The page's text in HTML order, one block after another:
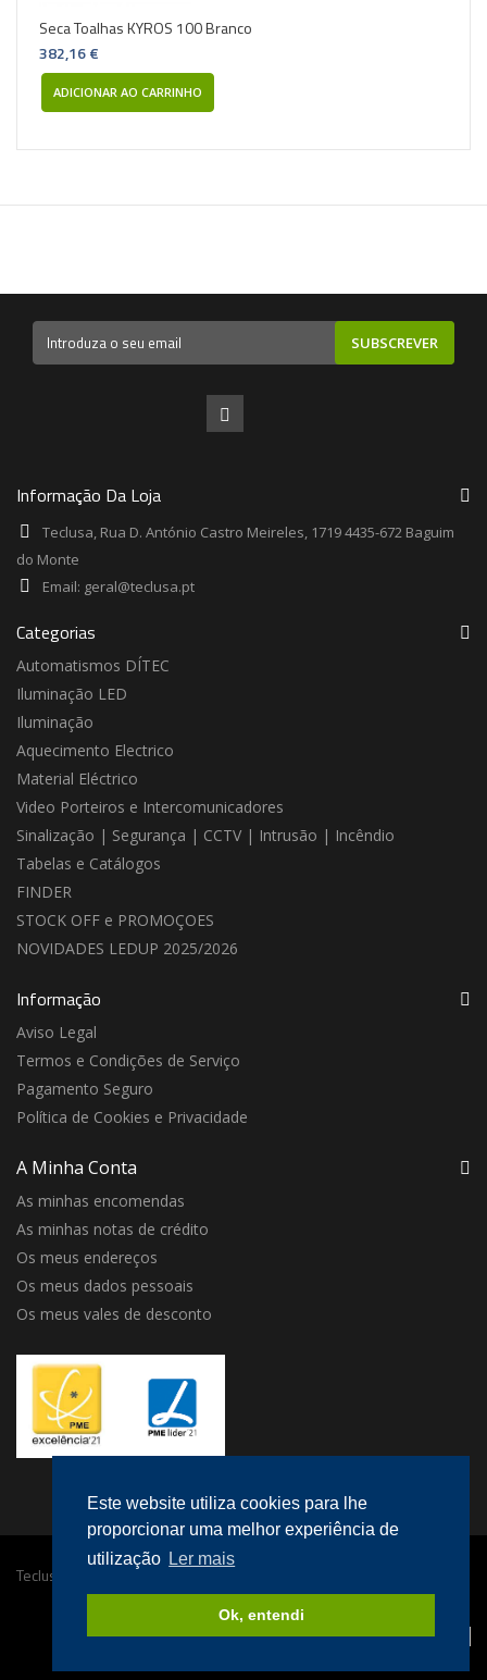
Este website utiliza cookies para lhe
proporcionar uma melhor experiência de
utilização Ler mais
Ok, entendi
Seca Toalhas KYROS 100 Branco
382,16 €
ADICIONAR AO CARRINHO
SUBSCREVER
Informação Da Loja
Teclusa, Rua D. António Castro Meireles, 1719 4435-672 Baguim
do Monte
Email: geral@teclusa.pt
Categorias
Automatismos DÍTEC
Iluminação LED
Iluminação
Aquecimento Electrico
Material Eléctrico
Video Porteiros e Intercomunicadores
Sinalização | Segurança | CCTV | Intrusão | Incêndio
Tabelas e Catálogos
FINDER
STOCK OFF e PROMOÇOES
NOVIDADES LEDUP 2025/2026
Informação
Aviso Legal
Termos e Condições de Serviço
Pagamento Seguro
Política de Cookies e Privacidade
A Minha Conta
As minhas encomendas
As minhas notas de crédito
Os meus endereços
Os meus dados pessoais
Os meus vales de desconto
Teclusa © 2016 Todos os direitos reservados.
Desenvolvido por